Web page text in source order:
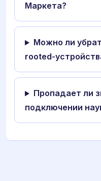
Маркета?
Можно ли
rooted-
Пропадает ли
подключении